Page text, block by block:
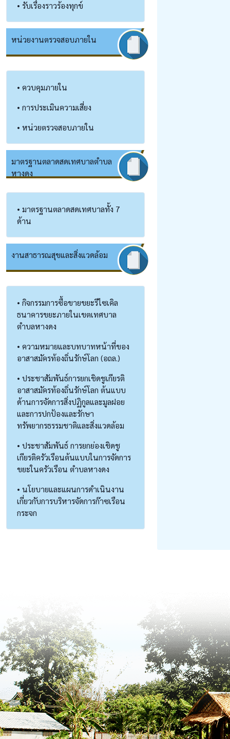
• รับเรื่องราวร้องทุกข์
หน่วยงานตรวจสอบภายใน
• ควบคุมภายใน
• การประเมินความเสี่ยง
• หน่วยตรวจสอบภายใน
มาตรฐานตลาดสดเทศบาลตำบล
หางดง
• มาตรฐานตลาดสดเทศบาลทั้ง 7
ด้าน
งานสาธารณสุข​และสิ่งแวดล้อม
• กิจกรรมการซื้อขายขยะรีไซเคิล
ธนาคารขยะภายในเขตเทศบาล
ตำบลหางดง
• ความหมายและบทบาทหน้าที่ของ
อาสาสมัครท้องถิ่นรักษ์โลก (อถล.)
• ประชาสัมพันธ์การยกเชิดชูเกียรติ
อาสาสมัครท้องถิ่นรักษ์โลก ต้นแบบ
ด้านการจัดการสิ่งปฏิกูลและมูลฝอย
และการปกป้องและรักษา
ทรัพยากรธรรมชาติและสิ่งแวดล้อม
• ประชาสัมพันธ์ การยกย่องเชิดชู
เกียรติครัวเรือนต้นแบบในการจัดการ
ขยะในครัวเรือน ตำบลหางดง
• นโยบายและแผนการดำเนินงาน
เกี่ยวกับการบริหารจัดการก๊าซเรือน
กระจก